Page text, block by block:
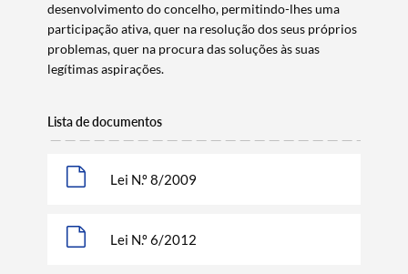
desenvolvimento do concelho, permitindo-lhes uma
participação ativa, quer na resolução dos seus próprios
problemas, quer na procura das soluções às suas
legítimas aspirações.
Lista de documentos
Lei N.º 8/2009
Lei N.º 6/2012